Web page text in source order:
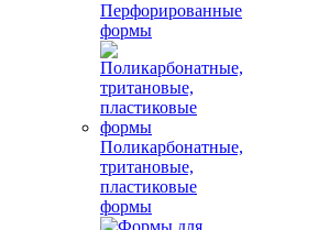
Перфорированные
формы
Поликарбонатные,
тритановые,
пластиковые
формы